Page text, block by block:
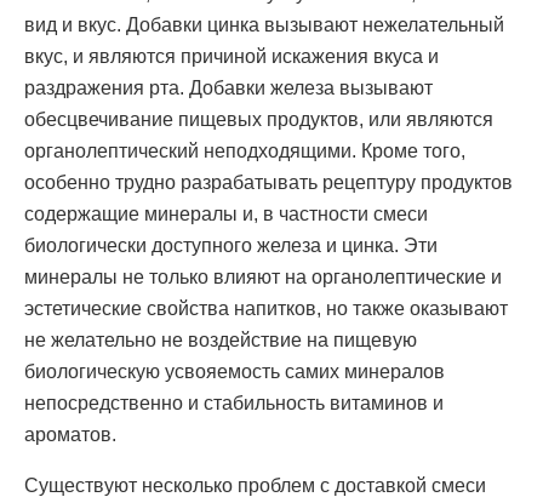
вид и вкус. Добавки цинка вызывают нежелательный
вкус, и являются причиной искажения вкуса и
раздражения рта. Добавки железа вызывают
обесцвечивание пищевых продуктов, или являются
органолептический неподходящими. Кроме того,
особенно трудно разрабатывать рецептуру продуктов
содержащие минералы и, в частности смеси
биологически доступного железа и цинка. Эти
минералы не только влияют на органолептические и
эстетические свойства напитков, но также оказывают
не желательно не воздействие на пищевую
биологическую усвояемость самих минералов
непосредственно и стабильность витаминов и
ароматов.
Существуют несколько проблем с доставкой смеси